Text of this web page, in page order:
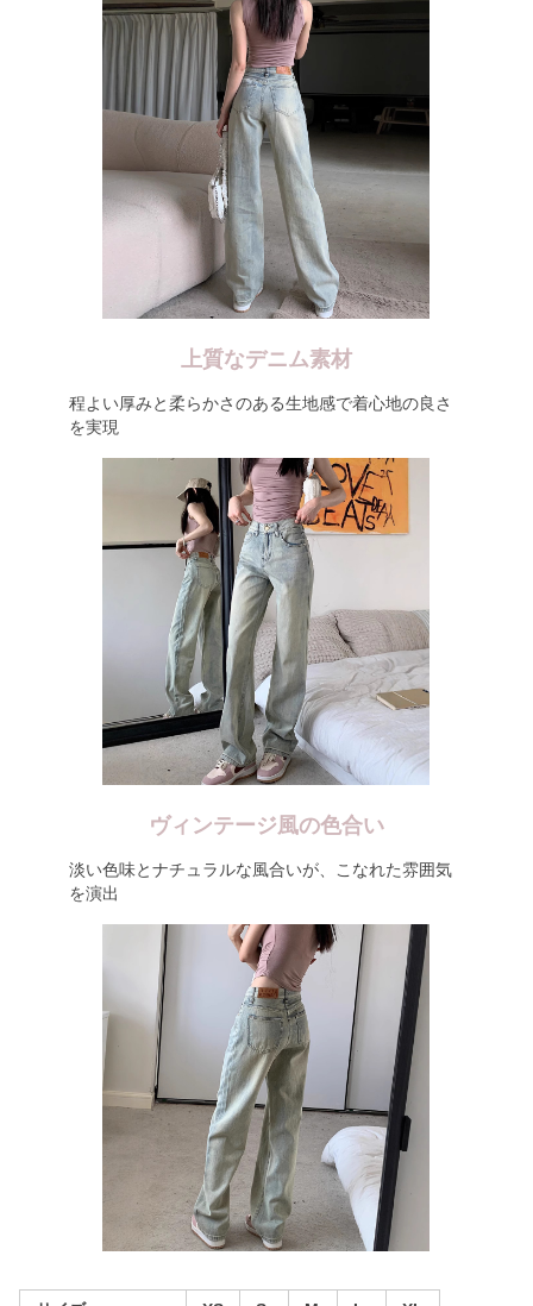
上質なデニム素材
程よい厚みと柔らかさのある生地感で着心地の良さ
を実現
ヴィンテージ風の色合い
淡い色味とナチュラルな風合いが、こなれた雰囲気
を演出